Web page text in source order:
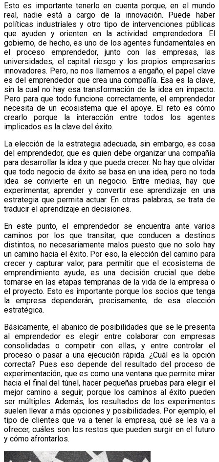
Esto es importante tenerlo en cuenta porque, en el mundo
real, nadie está a cargo de la innovación. Puede haber
políticas industriales y otro tipo de intervenciones públicas
que ayuden y orienten en la actividad emprendedora. El
gobierno, de hecho, es uno de los agentes fundamentales en
el proceso emprendedor, junto con las empresas, las
universidades, el capital riesgo y los propios empresarios
innovadores. Pero, no nos llamemos a engaño, el papel clave
es del emprendedor que crea una compañía. Esa es la clave,
sin la cual no hay esa transformación de la idea en impacto.
Pero para que todo funcione correctamente, el emprendedor
necesita de un ecosistema que el apoye. El reto es cómo
crearlo porque la interacción entre todos los agentes
implicados es la clave del éxito.
La elección de la estrategia adecuada, sin embargo, es cosa
del emprendedor, que es quien debe organizar una compañía
para desarrollar la idea y que pueda crecer. No hay que olvidar
que todo negocio de éxito se basa en una idea, pero no toda
idea se convierte en un negocio. Entre medias, hay que
experimentar, aprender y convertir ese aprendizaje en una
estrategia que permita actuar. En otras palabras, se trata de
traducir el aprendizaje en decisiones.
En este punto, el emprendedor se encuentra ante varios
caminos por los que transitar, que conducen a destinos
distintos, no necesariamente malos puesto que no solo hay
un camino hacia el éxito. Por eso, la elección del camino para
crecer y capturar valor, para permitir que el ecosistema de
emprendimiento ayude, es una decisión crucial que debe
tomarse en las etapas tempranas de la vida de la empresa o
el proyecto. Esto es importante porque los socios que tenga
la empresa dependerán, precisamente, de esa elección
estratégica.
Básicamente, el abanico de posibilidades que se le presenta
al emprendedor es elegir entre colaborar con empresas
consolidadas o competir con ellas, y entre controlar el
proceso o pasar a una ejecución rápida. ¿Cuál es la opción
correcta? Pues eso depende del resultado del proceso de
experimentación, que es como una ventana que permite mirar
hacia el final del túnel, hacer pequeñas pruebas para elegir el
mejor camino a seguir, porque los caminos al éxito pueden
ser múltiples. Además, los resultados de los experimentos
suelen llevar a más opciones y posibilidades. Por ejemplo, el
tipo de clientes que va a tener la empresa, qué se les va a
ofrecer, cuáles son los restos que pueden surgir en el futuro
y cómo afrontarlos.